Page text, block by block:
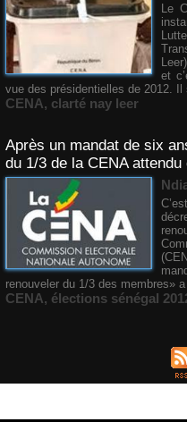
Le
et
vue des présidentielles de 2012. Il
CENA, clarté nay leer
Après un mandat de six
du 1/3 de la CENA attendu
renouveler du 1/3 des membres» a
CENA, élections sénégal